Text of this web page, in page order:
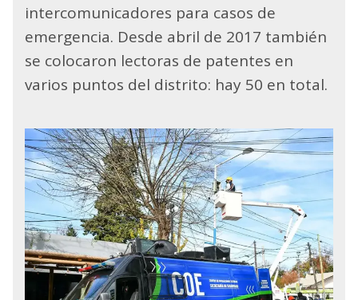
intercomunicadores para casos de
emergencia. Desde abril de 2017 también
se colocaron lectoras de patentes en
varios puntos del distrito: hay 50 en total.